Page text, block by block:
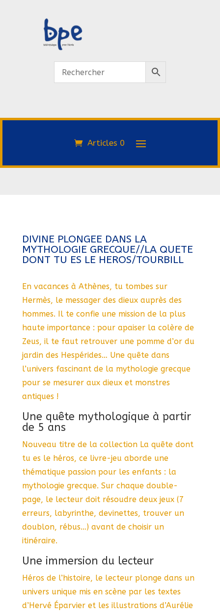
Articles 0
DIVINE PLONGEE DANS LA
MYTHOLOGIE GRECQUE//LA QUETE
DONT TU ES LE HEROS/TOURBILL
En vacances à Athènes, tu tombes sur
Hermès, le messager des dieux auprès des
hommes. Il te confie une mission de la plus
haute importance : pour apaiser la colère de
Zeus, il te faut retrouver une pomme d’or du
jardin des Hespérides… Une quête dans
l’univers fascinant de la mythologie grecque
pour se mesurer aux dieux et monstres
antiques !
Une quête mythologique à partir
de 5 ans
Nouveau titre de la collection La quête dont
tu es le héros, ce livre-jeu aborde une
thématique passion pour les enfants : la
mythologie grecque. Sur chaque double-
page, le lecteur doit résoudre deux jeux (7
erreurs, labyrinthe, devinettes, trouver un
doublon, rébus…) avant de choisir un
itinéraire.
Une immersion du lecteur
Héros de l’histoire, le lecteur plonge dans un
univers unique mis en scène par les textes
d’Hervé Éparvier et les illustrations d’Aurélie